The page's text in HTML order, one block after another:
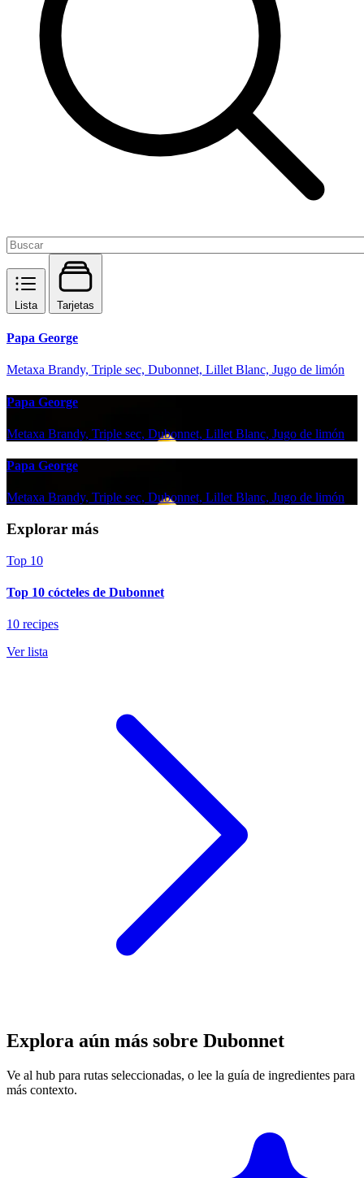
Lista Tarjetas
Papa George
Metaxa Brandy, Triple sec, Dubonnet, Lillet Blanc, Jugo de limón
Papa George
Metaxa Brandy, Triple sec, Dubonnet, Lillet Blanc, Jugo de limón
Papa George
Metaxa Brandy, Triple sec, Dubonnet, Lillet Blanc, Jugo de limón
Explorar más
Top 10
Top 10 cócteles de Dubonnet
10 recipes
Ver lista
Explora aún más sobre Dubonnet
Ve al hub para rutas seleccionadas, o lee la guía de ingredientes para
más contexto.